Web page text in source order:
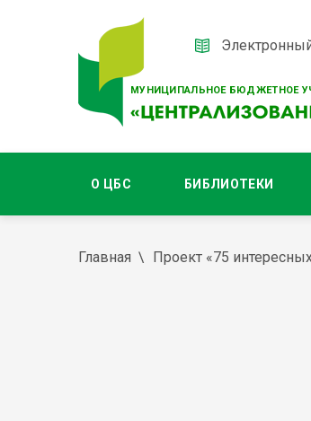
МУНИЦИПАЛЬНОЕ БЮДЖЕТНОЕ
О ЦБС БИБЛИОТЕКИ
Главная Проект «75